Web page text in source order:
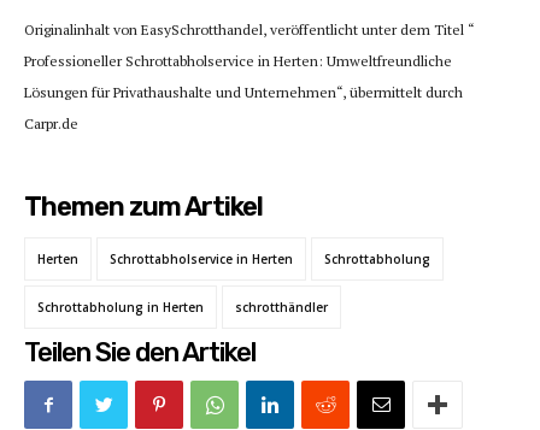
Originalinhalt von EasySchrotthandel, veröffentlicht unter dem Titel “
Professioneller Schrottabholservice in Herten: Umweltfreundliche
Lösungen für Privathaushalte und Unternehmen“, übermittelt durch
Carpr.de
Themen zum Artikel
Herten Schrottabholservice in Herten Schrottabholung
Schrottabholung in Herten schrotthändler
Teilen Sie den Artikel